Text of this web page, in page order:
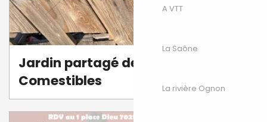
A VTT
La Saône
La rivière Ognon
Jardin partagé des Incroyables
Comestibles